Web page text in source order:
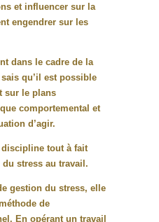
et influencer sur la
engendrer sur les
dans le cadre de la
qu’il est possible
sur le plans
comportemental et
d’agir.
tout à fait
stress au travail.
gestion du stress, elle
de
En opérant un travail